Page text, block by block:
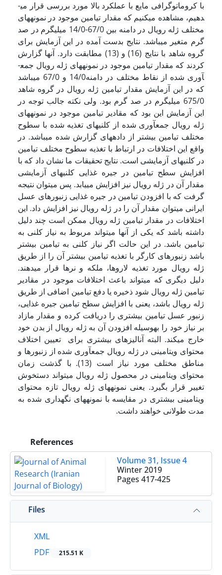
با کروماتوگرافی مایع با عملکرد بالا مورد بررسی قرار می­
دهیم، مشاهده می­کنیم که مقدار تیامین موجود در نمونه­های
مختلف ژله رویال در دامنه بین 67/0-14/0 میلی­گرم در صد
گرم متغیر می­باشد. نتایج بدست آمده در این آزمایش برای
گروه شاهد با نتایج (16) و (13) مطابقت دارد. آن­ها گزارش
کردند که مقدار تیامین موجود در نمونه­های ژله رویال جمع­
آوری شده از نقاط مختلف در دامنه14/0 و 67/0 می­باشد
که در این آزمایش مقدار تیامین ژله رویال در گروه شاهد
675/0 میلی­گرم در صد گرم بود. ولی نکته جالب توجه در
این آزمایش این بود که مقادیر تیامین موجود در نمونه­های
ژله رویال جمع­آوری شده از کلنی­های تغذیه شده با سطوح
مختلف تیامین بیشتر از داده­های گزارش شده می­باشد. در
واقع این اختلافات در ارتباط با تغذیه سطوح مختلف تیامین
در کلنی­های آزمایشی است. نتایج تحقیقات ما نشان داد که با
افزایش سطح تیامین در جیره غذایی کلنی­های آزمایشی
مقدار آن در ژله رویال نیز افزایش می­یابد. پس می­توان نتیجه
گرفت که با افزودن تیامین در جیره غذایی زنبورهای عسل
ایرانی می­توان مقدار آن را در ژله رویال نیز افزایش داد. این
اختلافات در مقدار تیامین ژله رویال ممکن است چند دلیل
داشته باشد که یکی از آن­ها می­تواند مربوط به نیاز کلنی به
تیامین باشد. در این حالت اگر نیاز کلنی به تیامین بیشتر
باشد زنبورهای کارگر با تغذیه تیامین بیشتر آن را از طریق
ژله رویال مورد تغذیه لاروها، ملکه و نرها قرار می­دهند.
دلیل دیگری که می­تواند باعث اختلافات موجود در مقادیر
تیامین ژله رویال شود ذخیره یا دفع تیامین اضافی از طریق
ژله رویال ­باشد، یعنی با افزایش سطح تیامین جیره غذایی،
زنبور عسل تیامین بیشتری را دریافت کرده و مقدار مازاد
بر نیاز خود را به­وسیله افزودن آن به ژله رویال از بدن خود
خارج ­می­کند. البته آنالیزهای بیشتری برای تعیین اختلاف
محتوای ویتامینی در ژله رویال جمع­آوری شده از زنبورها و
مناطق مختلف مورد نیاز است (13). با گذشت زمان
محتوای ویتامینی در محصول ژله رویال می­تواند دست­خوش
تغییر قرار بگیرد. یعنی نمونه­های ژله رویال تازه محتوای
ویتامینی بیشتری در مقایسه با نمونه­های نگهداری شده به
مدت طولانی خواهند داشت.
References
Volume 31, Issue 4
Winter 2019
Pages 417-425
Files
XML
PDF
215.51 K